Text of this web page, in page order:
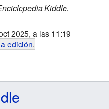
Kiddle.
2025, a las 11:19
edición.